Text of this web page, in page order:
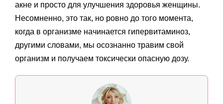
акне и просто для улучшения здоровья женщины.
Несомненно, это так, но ровно до того момента,
когда в организме начинается гипервитаминоз,
другими словами, мы осознанно травим свой
организм и получаем токсически опасную дозу.